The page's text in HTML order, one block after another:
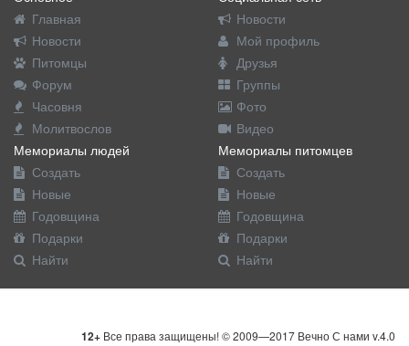
Главная
Новости
Питомцы
Форум
Часовня
Молитвослов
Новости
Мой профиль
Друзья
Группы
Фото
Видео
Мемориалы людей
Создать
Новые
Годовщина
Подарки
Найти
Мемориалы питомцев
Создать
Новые
Годовщина
Подарки
Найти
12+ Все права защищены! © 2009—2017 Вечно С нами v.4.0